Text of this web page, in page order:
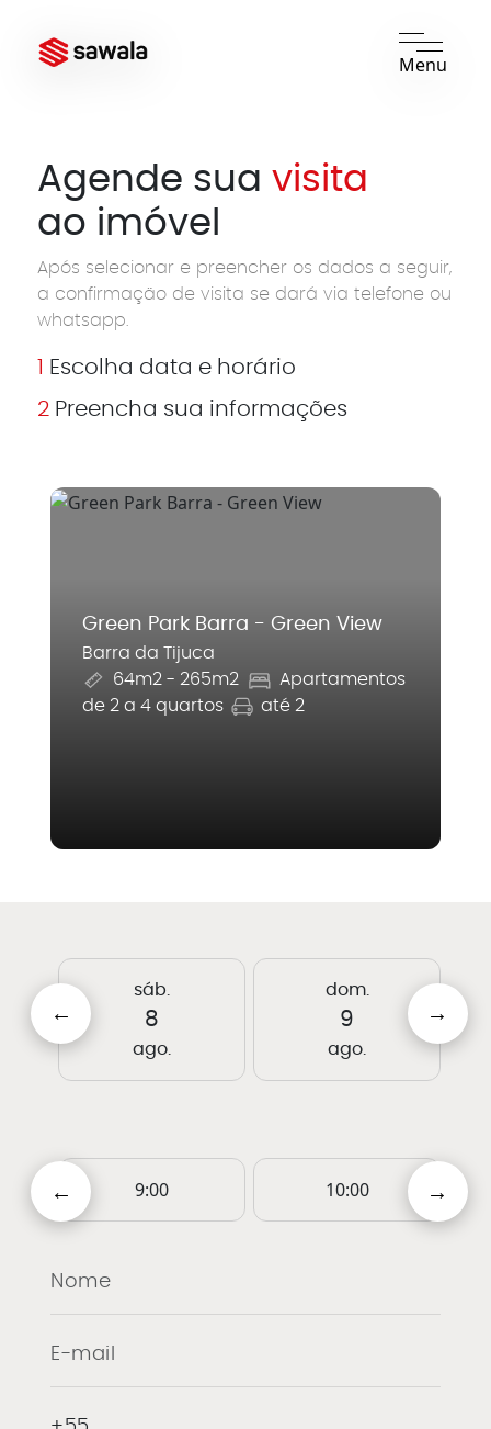
Menu
Agende suavisita
ao imóvel
Após selecionar e preencher os dados a seguir,
a confirmação de visita se dará via telefone ou
whatsapp.
Escolha data e horário
2 Preencha sua informações
Green Park Barra - Green View
Barra da Tijuca
64m2 - 265m2
Apartamentos
de 2 a 4 quartos
até 2
sáb.
8
ago.
dom.
9
ago.
9:00 10:00